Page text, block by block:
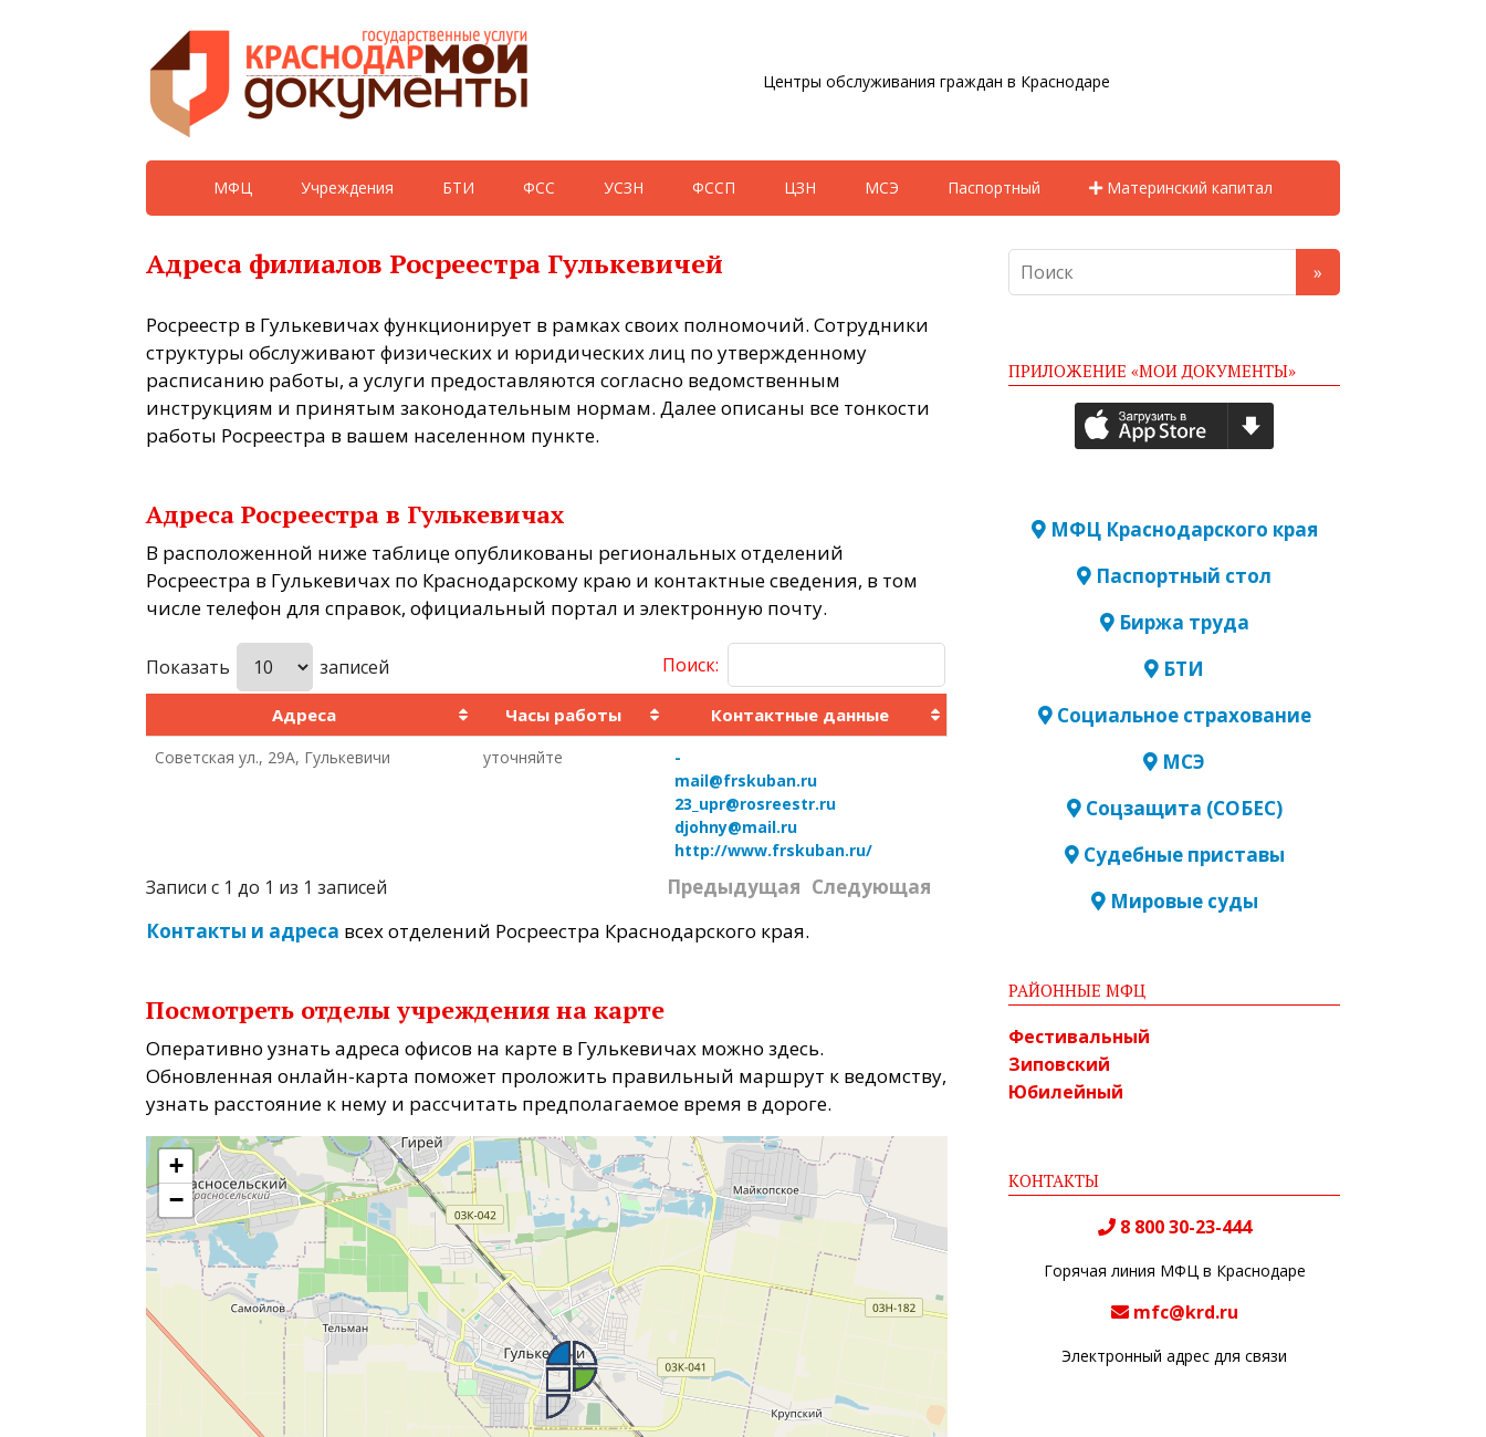
Центры обслуживания граждан в Краснодаре
МФЦ Учреждения БТИ ФСС УСЗН ФССП ЦЗН МСЭ Паспортный Материнский капитал
Адреса филиалов Росреестра Гулькевичей
Росреестр в Гулькевичах функционирует в рамках своих полномочий. Сотрудники
структуры обслуживают физических и юридических лиц по утвержденному
расписанию работы, а услуги предоставляются согласно ведомственным
инструкциям и принятым законодательным нормам. Далее описаны все тонкости
работы Росреестра в вашем населенном пункте.
Адреса Росреестра в Гулькевичах
В расположенной ниже таблице опубликованы региональных отделений
Росреестра в Гулькевичах по Краснодарскому краю и контактные сведения, в том
числе телефон для справок, официальный портал и электронную почту.
Показать записей Поиск:
Адреса Часы работы Контактные данные
Советская ул., 29А, Гулькевичи уточняйте
-
mail@frskuban.ru
23_upr@rosreestr.ru
djohny@mail.ru
http://www.frskuban.ru/
Записи с 1 до 1 из 1 записей Предыдущая Следующая
Контакты и адреса всех отделений Росреестра Краснодарского края.
Посмотреть отделы учреждения на карте
Оперативно узнать адреса офисов на карте в Гулькевичах можно здесь.
Обновленная онлайн-карта поможет проложить правильный маршрут к ведомству,
узнать расстояние к нему и рассчитать предполагаемое время в дороге.
+
−
ПРИЛОЖЕНИЕ «МОИ ДОКУМЕНТЫ»
МФЦ Краснодарского края
Паспортный стол
Биржа труда
БТИ
Социальное страхование
МСЭ
Соцзащита (СОБЕС)
Судебные приставы
Мировые суды
РАЙОННЫЕ МФЦ
Фестивальный
Зиповский
Юбилейный
КОНТАКТЫ
8 800 30-23-444
Горячая линия МФЦ в Краснодаре
mfc@krd.ru
Электронный адрес для связи